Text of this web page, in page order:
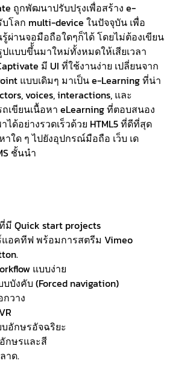
ถูกพัฒนาปรับปรุงเพื่อสร้าง e-
โลก multi-device ในปัจจุบัน เพื่อ
ผ่านจอมือถือใดๆก็ได้ โดยไม่ต้องเขียน
แบบขึ้้นมาใหม่ทั้งหมดให้เสียเวลา
มี UI ที่ใช้งานง่าย เปลี่ยนจาก
แบบเดิมๆ มาเป็น e-Learning ที่น่า
voices, interactions, และ
เขียนเนื้อหา eLearning ที่ตอบสนอง
ด้อย่างรวดเร็วด้วย HTML5 ที่ดีที่สุด
าใด ๆ ไปยังอุปกรณ์มือถือ เว็บ เด
ชั้นนำ
มี Quick start projects
แอคทีฟ พร้อมการสตรีม Vimeo
แบบง่าย
บังคับ (Forced navigation)
วาง
อักษรอัจฉริยะ
กษรและสี
าด.